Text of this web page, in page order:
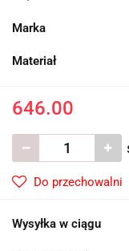
Marka
Materiał
646.00
Do przechowalni
Wysyłka w ciągu